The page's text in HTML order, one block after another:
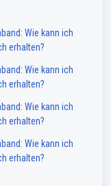
Wie kann ich
erhalten?
Wie kann ich
erhalten?
Wie kann ich
erhalten?
Wie kann ich
erhalten?